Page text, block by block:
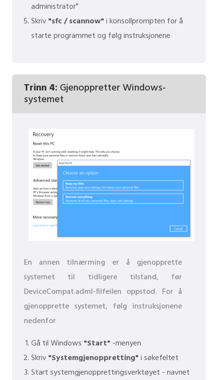
administrator"
Skriv"sfc / scannow"i konsollprompten for å
starte programmet og følg instruksjonene
Trinn 4: Gjenoppretter Windows-
systemet
En annen tilnærming er å gjenopprette
systemet til tidligere tilstand, før
DeviceCompat.adml-filfeilen oppstod. For å
gjenopprette systemet, følg instruksjonene
nedenfor
Gå til Windows "Start" -menyen
Skriv"Systemgjenoppretting"i søkefeltet
Start systemgjenopprettingsverktøyet - navnet